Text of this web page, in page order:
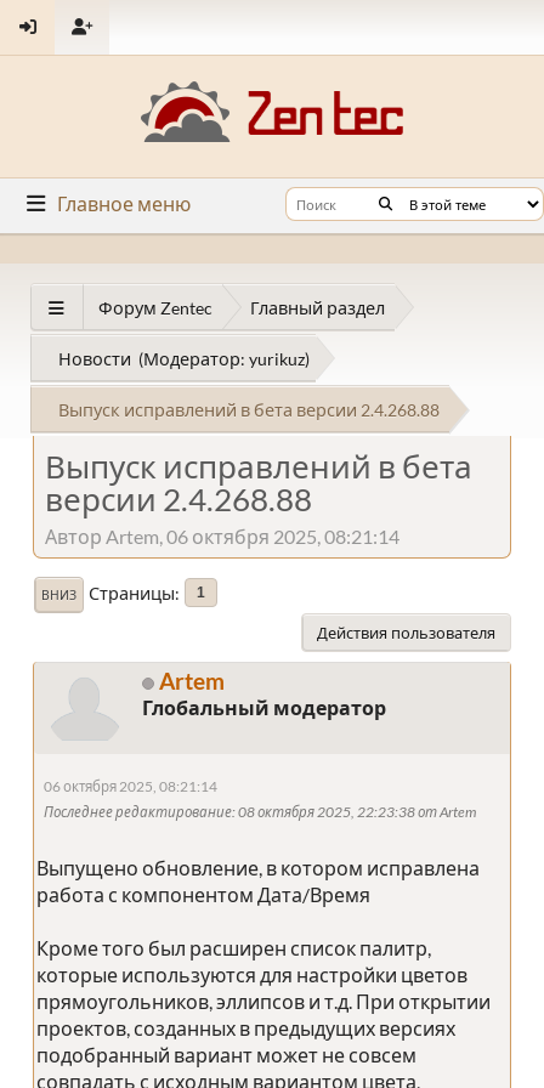
Главное меню
Форум Zentec Главный раздел
Новости (Модератор: yurikuz)
Выпуск исправлений в бета версии 2.4.268.88
Выпуск исправлений в бета
версии 2.4.268.88
Автор Artem, 06 октября 2025, 08:21:14
ВНИЗ Страницы 1
Действия пользователя
Artem
Глобальный модератор
06 октября 2025, 08:21:14
Последнее редактирование: 08 октября 2025, 22:23:38 от Artem
Выпущено обновление, в котором исправлена
работа с компонентом Дата/Время
Кроме того был расширен список палитр,
которые используются для настройки цветов
прямоугольников, эллипсов и т.д. При открытии
проектов, созданных в предыдущих версиях
подобранный вариант может не совсем
совпадать с исходным вариантом цвета,